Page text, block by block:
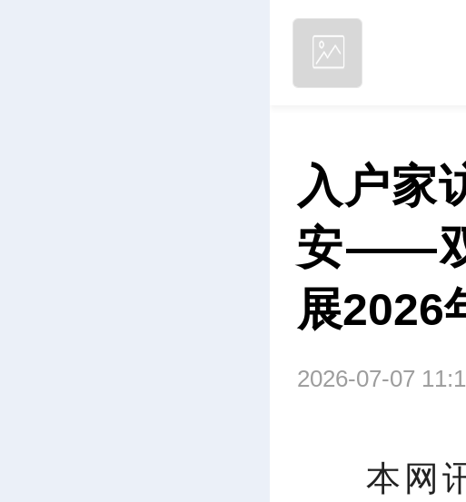
入户家
安——
展2026
2026-07-07
本网